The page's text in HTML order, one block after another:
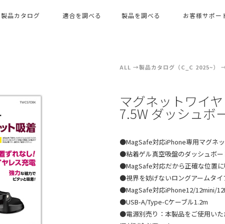
製品カタログ 適合を調べる 製品を調べる お客様サポー
ALL 製品カタログ（C_C 2025~）
マグネットワイ
7.5W ダッシュ
●MagSafe対応iPhone専用マグネ
●粘着ゲル真空吸盤のダッシュボー
●MagSafe対応だから正確な位置に
●視界を妨げないロングアームタイ
●MagSafe対応iPhone12/12mini/
●USB-A/Type-Cケーブル1.2m
●電源別売り：本製品をご使用いた